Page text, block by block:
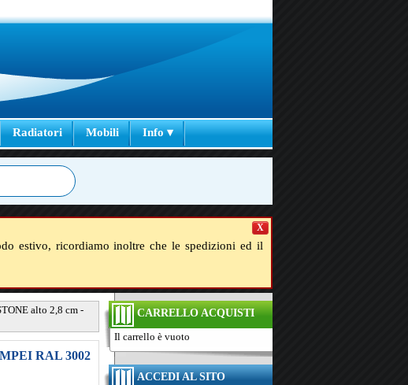
Radiatori Mobili Info ▾
estivo, ricordiamo inoltre che le spedizioni ed il
X
CARRELLO ACQUISTI
Il carrello è vuoto
ACCEDI AL SITO
alto 2,8 cm -
RAL 3002